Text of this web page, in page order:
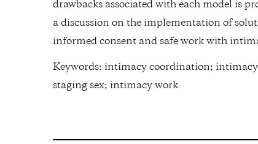
drawbacks associated with each model is
a discussion on the implementation of
informed consent and safe work with
Keywords: intimacy coordination;
staging sex; intimacy work